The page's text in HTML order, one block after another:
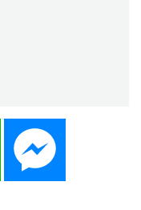
WhatsApp